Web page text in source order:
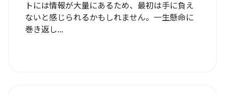
トには情報が大量にあるため、最初は手に負え
ないと感じられるかもしれません。一生懸命に
巻き返し...